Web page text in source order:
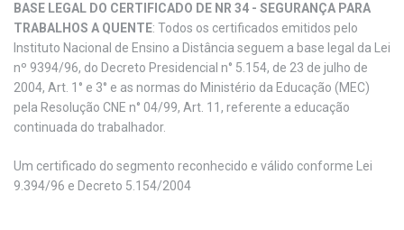
BASE LEGAL DO CERTIFICADO DE NR 34 - SEGURANÇA PARA
TRABALHOS A QUENTE: Todos os certificados emitidos pelo
Instituto Nacional de Ensino a Distância seguem a base legal da Lei
nº 9394/96, do Decreto Presidencial n° 5.154, de 23 de julho de
2004, Art. 1° e 3° e as normas do Ministério da Educação (MEC)
pela Resolução CNE n° 04/99, Art. 11, referente a educação
continuada do trabalhador.
Um certificado do segmento reconhecido e válido conforme Lei
9.394/96 e Decreto 5.154/2004